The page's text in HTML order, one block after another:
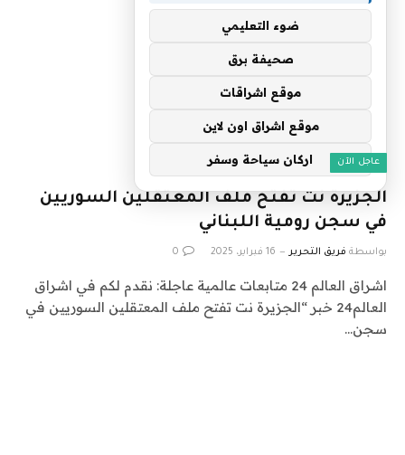
عاجل الآن
الجزيرة نت تفتح ملف المعتقلين السوريين
في سجن رومية اللبناني
بواسطة فريق التحرير 16 فبراير، 2025 0
اشراق العالم 24 متابعات عالمية عاجلة: نقدم لكم في اشراق
العالم24 خبر “الجزيرة نت تفتح ملف المعتقلين السوريين في
سجن…
ضوء التعليمي
صحيفة برق
موقع اشراقات
موقع اشراق اون لاين
اركان سياحة وسفر